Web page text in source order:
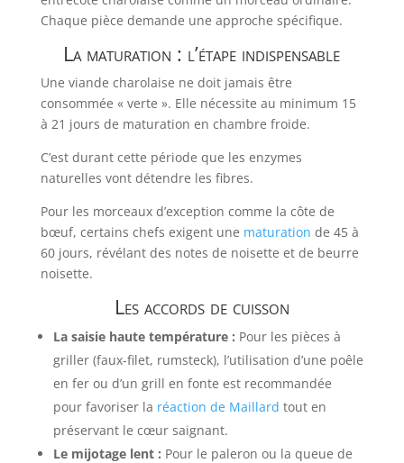
Chaque pièce demande une approche spécifique.
La maturation : l’étape indispensable
Une viande charolaise ne doit jamais être
consommée « verte ». Elle nécessite au minimum 15
à 21 jours de maturation en chambre froide.
C’est durant cette période que les enzymes
naturelles vont détendre les fibres.
Pour les morceaux d’exception comme la côte de
bœuf, certains chefs exigent une maturation de 45 à
60 jours, révélant des notes de noisette et de beurre
noisette.
Les accords de cuisson
La saisie haute température : Pour les pièces à
griller (faux-filet, rumsteck), l’utilisation d’une poêle
en fer ou d’un grill en fonte est recommandée
pour favoriser la réaction de Maillard tout en
préservant le cœur saignant.
Le mijotage lent : Pour le paleron ou la queue de